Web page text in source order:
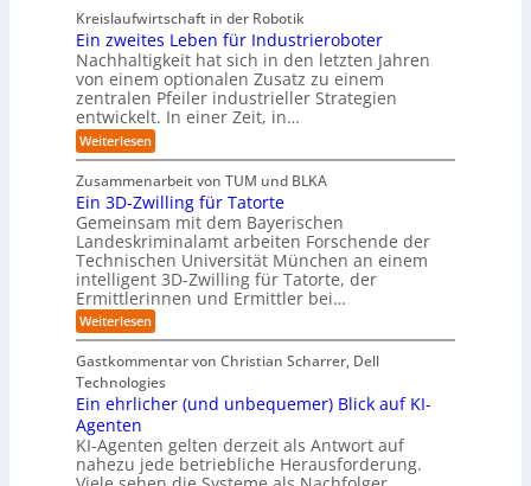
e
r
u
n
g
s
t
e
m
o
n
F
o
r
m
w
a
y
s
b
e
i
n
b
e
n
i
c
-
e
u
r
o
p
ä
c
h
n
R
r
i
e
n
i
e
r
u
n
g
A
I
i
n
S
P
:
W
i
e
s
a
u
b
e
r
e
D
a
e
n
K
I
P
r
o
r
e
n
d
A
-
R
e
p
o
t
:
S
i
n
k
e
n
d
e
C
y
e
r
r
Kreislaufwirtschaft in der Robotik
Ein zweites Leben für Industrieroboter
Nachhaltigkeit hat sich in den letzten Jahren
von einem optionalen Zusatz zu einem
zentralen Pfeiler industrieller Strategien
entwickelt. In einer Zeit, in…
Weiterlesen:
E
n
z
w
e
i
t
e
s
L
e
e
n
f
I
n
Zusammenarbeit von TUM und BLKA
Ein 3D-Zwilling für Tatorte
Gemeinsam mit dem Bayerischen
Landeskriminalamt arbeiten Forschende der
Technischen Universität München an einem
intelligent 3D-Zwilling für Tatorte, der
Ermittlerinnen und Ermittler bei…
Weiterlesen:
E
n
3
D
w
i
Gastkommentar von Christian Scharrer, Dell
Technologies
Ein ehrlicher (und unbequemer) Blick auf KI-
Agenten
KI-Agenten gelten derzeit als Antwort auf
nahezu jede betriebliche Herausforderung.